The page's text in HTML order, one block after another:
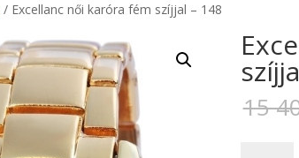
/ Excellanc női karóra fém szíjjal – 148
15